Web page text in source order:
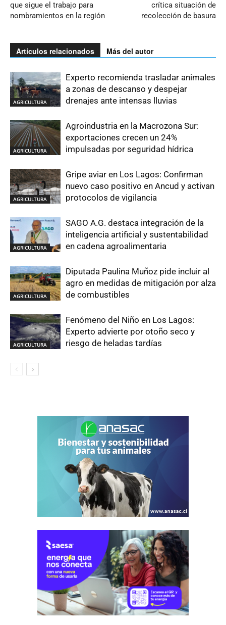
que sigue el trabajo para
nombramientos en la región
crítica situación de
recolección de basura
Artículos relacionados Más del autor
AGRICULTURA
Experto recomienda trasladar animales
a zonas de descanso y despejar
drenajes ante intensas lluvias
AGRICULTURA
Agroindustria en la Macrozona Sur:
exportaciones crecen un 24%
impulsadas por seguridad hídrica
AGRICULTURA
Gripe aviar en Los Lagos: Confirman
nuevo caso positivo en Ancud y activan
protocolos de vigilancia
AGRICULTURA
SAGO A.G. destaca integración de la
inteligencia artificial y sustentabilidad
en cadena agroalimentaria
AGRICULTURA
Diputada Paulina Muñoz pide incluir al
agro en medidas de mitigación por alza
de combustibles
AGRICULTURA
Fenómeno del Niño en Los Lagos:
Experto advierte por otoño seco y
riesgo de heladas tardías